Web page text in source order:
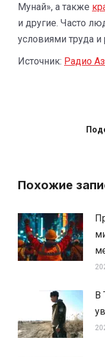
Мунай», а также
и другие. Часто
условиями труда и
Источник: Радио
Похожие
В